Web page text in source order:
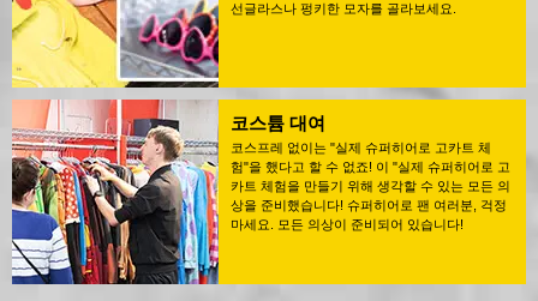
선글라스나 펑키한 모자를 골라보세요.
코스튬 대여
코스프레 없이는 "실제 슈퍼히어로 고카트 체
험"을 했다고 할 수 없죠! 이 "실제 슈퍼히어로 고
카트 체험을 만들기 위해 생각할 수 있는 모든 의
상을 준비했습니다! 슈퍼히어로 팬 여러분, 걱정
마세요. 모든 의상이 준비되어 있습니다!